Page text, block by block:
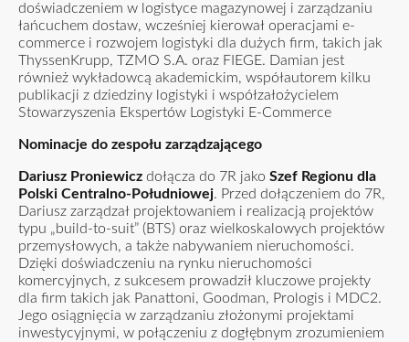
doświadczeniem w logistyce magazynowej i zarządzaniu
łańcuchem dostaw, wcześniej kierował operacjami e-
commerce i rozwojem logistyki dla dużych firm, takich jak
ThyssenKrupp, TZMO S.A. oraz FIEGE. Damian jest
również wykładowcą akademickim, współautorem kilku
publikacji z dziedziny logistyki i współzałożycielem
Stowarzyszenia Ekspertów Logistyki E-Commerce
Nominacje do zespołu zarządzającego
Dariusz Proniewicz dołącza do 7R jako Szef Regionu dla
Polski Centralno-Południowej. Przed dołączeniem do 7R,
Dariusz zarządzał projektowaniem i realizacją projektów
typu „build-to-suit” (BTS) oraz wielkoskalowych projektów
przemysłowych, a także nabywaniem nieruchomości.
Dzięki doświadczeniu na rynku nieruchomości
komercyjnych, z sukcesem prowadził kluczowe projekty
dla firm takich jak Panattoni, Goodman, Prologis i MDC2.
Jego osiągnięcia w zarządzaniu złożonymi projektami
inwestycyjnymi, w połączeniu z dogłębnym zrozumieniem